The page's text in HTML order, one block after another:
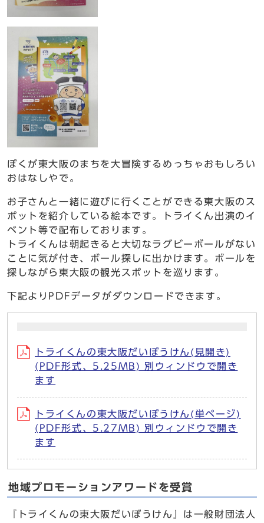
ぼくが東大阪のまちを大冒険するめっちゃおもしろい
おはなしやで。
お子さんと一緒に遊びに行くことができる東大阪のス
ポットを紹介している絵本です。トライくん出演のイ
ベント等で配布しております。
トライくんは朝起きると大切なラグビーボールがない
ことに気が付き、ボール探しに出かけます。ボールを
探しながら東大阪の観光スポットを巡ります。
下記よりPDFデータがダウンロードできます。
トライくんの東大阪だいぼうけん(見開き)
(PDF形式、5.25MB) 別ウィンドウで開き
ます
トライくんの東大阪だいぼうけん(単ページ)
(PDF形式、5.27MB) 別ウィンドウで開き
ます
地域プロモーションアワードを受賞
『トライくんの東大阪だいぼうけん』は一般財団法人